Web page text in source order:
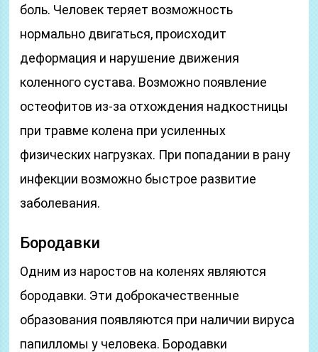
боль. Человек теряет возможность
нормально двигаться, происходит
деформация и нарушение движения
коленного сустава. Возможно появление
остеофитов из-за отхождения надкостницы
при травме колена при усиленных
физических нагрузках. При попадании в рану
инфекции возможно быстрое развитие
заболевания.
Бородавки
Одним из наростов на коленях являются
бородавки. Эти доброкачественные
образования появляются при наличии вируса
папилломы у человека. Бородавки